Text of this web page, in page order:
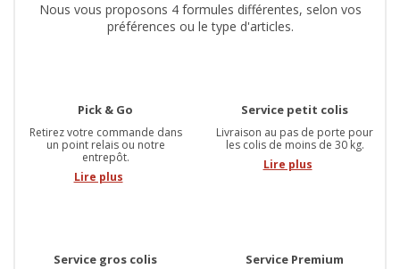
Nous vous proposons 4 formules différentes, selon vos
préférences ou le type d'articles.
Pick & Go
Retirez votre commande dans
un point relais ou notre
entrepôt.
Lire plus
Service petit colis
Livraison au pas de porte pour
les colis de moins de 30 kg.
Lire plus
Service gros colis Service Premium